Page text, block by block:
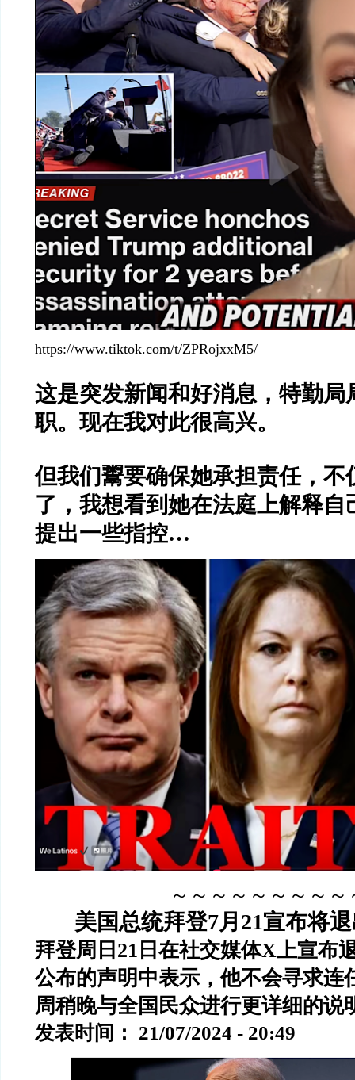
https://www.tiktok.com/t/ZPRojxxM5/
这是突发新闻和好消息，特勤局
职。现在我对此很高兴。
但我们鬻要确保她承担责任，不
了，我想看到她在法庭上解释自
提出一些指控…
～～～～～～～～～
美国总统拜登7月21宣布将
拜登周日21日在社交媒体X上宣布
公布的声明中表示，他不会寻求连
周稍晚与全国民众进行更详细的说
发表时间： 21/07/2024 - 20:49